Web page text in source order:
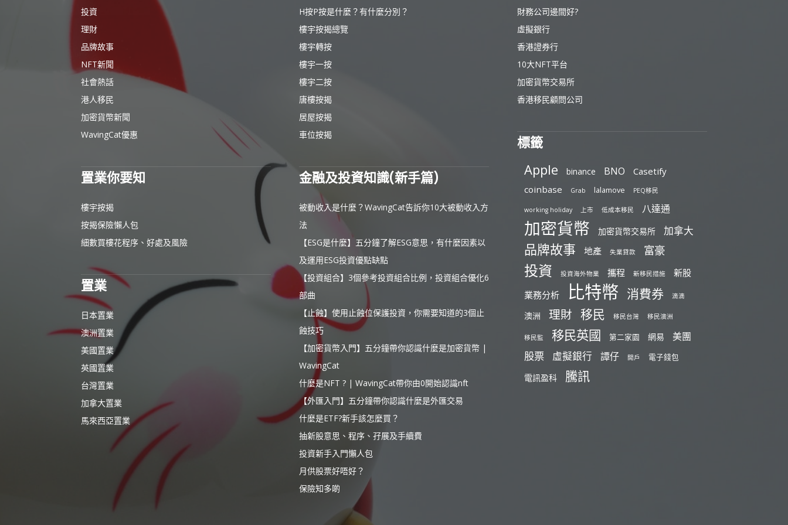
投資
理財
品牌故事
NFT新聞
社會熱話
港人移民
加密貨幣新聞
WavingCat優惠
置業你要知
樓宇按揭
按揭保險懶人包
細數買樓花程序、好處及風險
置業
日本置業
澳洲置業
美國置業
英國置業
台灣置業
加拿大置業
馬來西亞置業
H按P按是什麼？有什麼分別？
樓宇按揭總覽
樓宇轉按
樓宇一按
樓宇二按
唐樓按揭
居屋按揭
車位按揭
金融及投資知識(新手篇)
被動收入是什麼？WavingCat告訴你10大被動收入方
法
【ESG是什麼】五分鐘了解ESG意思，有什麼因素以
及運用ESG投資優點缺點
【投資組合】3個參考投資組合比例，投資組合優化6
部曲
【止蝕】使用止蝕位保護投資，你需要知道的3個止
蝕技巧
【加密貨幣入門】五分鐘帶你認識什麼是加密貨幣 |
WavingCat
什麼是NFT ? | WavingCat帶你由0開始認識nft
【外匯入門】五分鐘帶你認識什麼是外匯交易
什麼是ETF?新手該怎麼買？
抽新股意思、程序、孖展及手續費
投資新手入門懶人包
月供股票好唔好？
保險知多啲
財務公司邊間好?
虛擬銀行
香港證券行
10大NFT平台
加密貨幣交易所
香港移民顧問公司
標籤
Apple binance BNO
Casetify
coinbase
Grab lalamove PEQ移民
working holiday 上市 低成本移民 八達通
加密貨幣 加密貨幣交易所 加拿大
品牌故事 地產 失業貸款 富豪
投資 投資海外物業 攜程 新移民措施
新股
業務分析
比特幣 消費券 滴滴
澳洲 理財 移民 移民台灣 移民澳洲
移民監 移民英國 第二家園 網易 美團
股票 虛擬銀行 譚仔 開戶 電子錢包
電訊盈科 騰訊